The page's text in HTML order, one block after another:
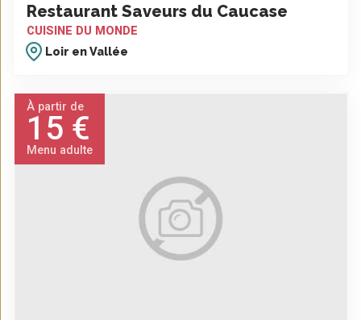
Restaurant Saveurs du Caucase
CUISINE DU MONDE
Loir en Vallée
À partir de
15 €
Menu adulte